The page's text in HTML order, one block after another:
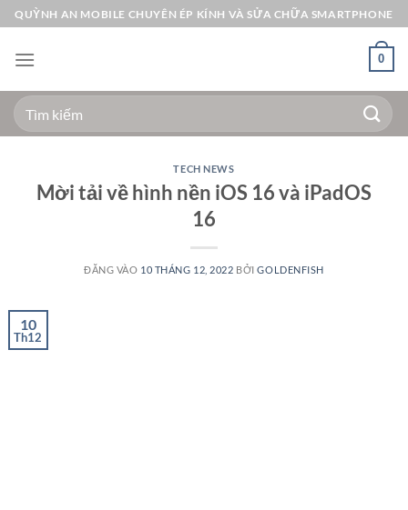
Bỏ
qua
nội
QUỲNH AN MOBILE CHUYÊN ÉP KÍNH VÀ SỬA CHỮA SMARTPHONE
0
Tìm
kiếm:
TECH NEWS
Mời tải về hình nền iOS 16 và iPadOS
16
ĐĂNG VÀO 10 THÁNG 12, 2022 BỞIGOLDENFISH
10
Th12